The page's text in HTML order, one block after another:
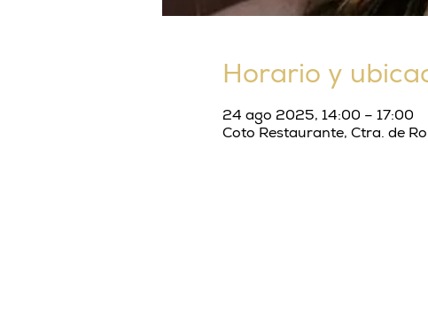
Horario y
24 ago 2025, 14:00 – 17:00
Coto Restaurante, Ctra. de